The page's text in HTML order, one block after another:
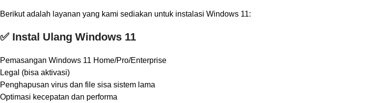
Berikut adalah layanan yang kami sediakan untuk instalasi Windows 11:
✅ Instal Ulang Windows 11
Pemasangan Windows 11 Home/Pro/Enterprise
Legal (bisa aktivasi)
Penghapusan virus dan file sisa sistem lama
Optimasi kecepatan dan performa